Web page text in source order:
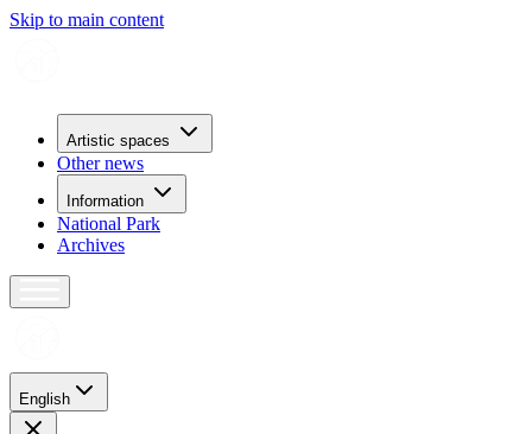
Skip to main content
Artistic spaces
Other news
Information
National Park
Archives
English